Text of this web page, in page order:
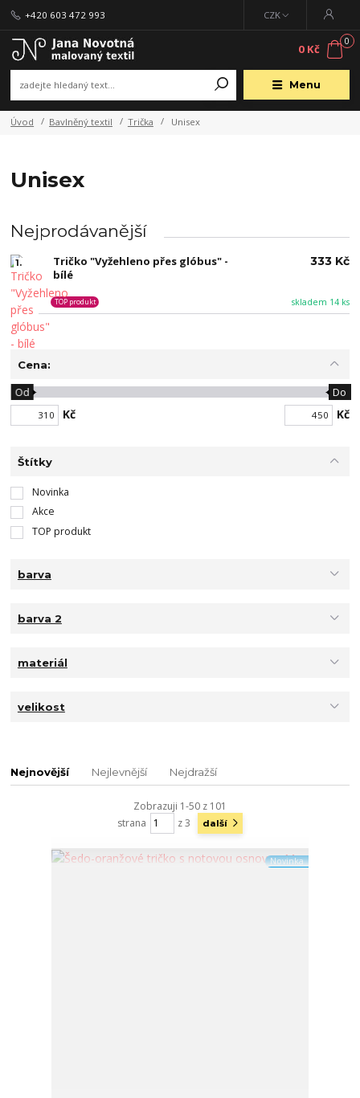
Menu
CZK
+420 603 472 993
0
0 Kč
Úvod Bavlněný textil Trička Unisex
Unisex
Nejprodávanější
1.
Tričko "Vyžehleno přes glóbus" -
bílé
skladem 14 ks
TOP produkt
333 Kč
Cena:
Kč
Od Do
Kč
Štítky
Novinka
Akce
TOP produkt
barva
barva 2
materiál
velikost
Nejnovější Nejlevnější Nejdražší
Zobrazuji 1-50 z 101
strana
z 3 další
Novinka